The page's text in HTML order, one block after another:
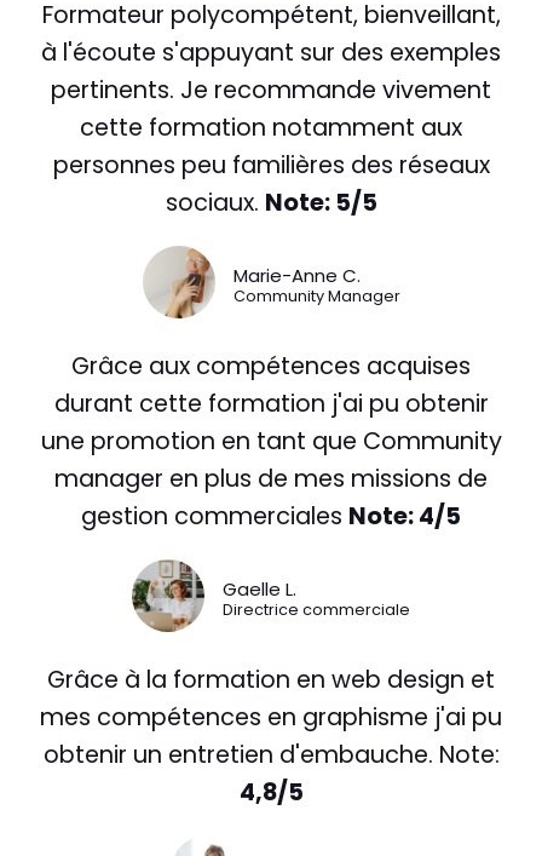
Formateur polycompétent, bienveillant,
à l'écoute s'appuyant sur des exemples
pertinents. Je recommande vivement
cette formation notamment aux
personnes peu familières des réseaux
sociaux. Note: 5/5
Marie-Anne C.
Community Manager
Grâce aux compétences acquises
durant cette formation j'ai pu obtenir
une promotion en tant que Community
manager en plus de mes missions de
gestion commerciales Note: 4/5
Gaelle L.
Directrice commerciale
Grâce à la formation en web design et
mes compétences en graphisme j'ai pu
obtenir un entretien d'embauche. Note:
4,8/5